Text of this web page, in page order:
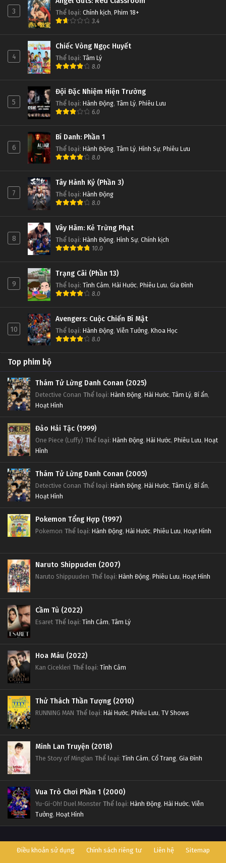
Slam Dunk Tập 36
Tập 36
Slam Dunk Tập 35
Tập 35
Tập 34
Tập 33
Tập 32
Slam Dunk Tập 31
Slam Dunk Tập 30
Slam Dunk Tập 29
Slam Dunk Tập 28
Tập 28
Tập 27
Slam Dunk Tập 26
Slam Dunk Tập 24
Slam Dunk Tập 23
Slam Dunk Tập 22
Slam Dunk Tập 21
Tập 21
Slam Dunk Tập 20
Tập 20
Tập 19
Tập 18
Slam Dunk Tập 16
Tập 16
Slam Dunk Tập 15
3 Thể loại: Chính kịch, Phim 18+
3.4
4
Chiếc Vòng Ngọc Huyết
Thể loại: Tâm Lý
8.0
5
Đội Đặc Nhiệm Hiện Trường
Thể loại: Hành Động, Tâm Lý, Phiêu Lưu
6.0
6
Bí Danh: Phần 1
Thể loại: Hành Động, Tâm Lý, Hình Sự, Phiêu Lưu
8.0
7
Tây Hành Kỷ (Phần 3)
Thể loại: Hành Động
8.0
8
Vây Hãm: Kẻ Trừng Phạt
Thể loại: Hành Động, Hình Sự, Chính kịch
10.0
9
Trạng Cãi (Phần 13)
Thể loại: Tình Cảm, Hài Hước, Phiêu Lưu, Gia Đình
8.0
10
Avengers: Cuộc Chiến Bí Mật
Thể loại: Hành Động, Viễn Tưởng, Khoa Học
8.0
Top phim bộ
Thám Tử Lừng Danh Conan (2025)
Detective Conan Thể loại: Hành Động, Hài Hước, Tâm Lý, Bí ẩn,
Hoạt Hình
Đảo Hải Tặc (1999)
One Piece (Luffy) Thể loại: Hành Động, Hài Hước, Phiêu Lưu, Hoạt
Hình
Thám Tử Lừng Danh Conan (2005)
Detective Conan Thể loại: Hành Động, Hài Hước, Tâm Lý, Bí ẩn,
Hoạt Hình
Pokemon Tổng Hợp (1997)
Pokemon Thể loại: Hành Động, Hài Hước, Phiêu Lưu, Hoạt Hình
Naruto Shippuden (2007)
Naruto Shippuuden Thể loại: Hành Động, Phiêu Lưu, Hoạt Hình
Cầm Tù (2022)
Esaret Thể loại: Tình Cảm, Tâm Lý
Hoa Máu (2022)
Kan Cicekleri Thể loại: Tình Cảm
Thử Thách Thần Tượng (2010)
RUNNING MAN Thể loại: Hài Hước, Phiêu Lưu, TV Shows
Minh Lan Truyện (2018)
The Story of Minglan Thể loại: Tình Cảm, Cổ Trang, Gia Đình
Vua Trò Chơi Phần 1 (2000)
Yu-Gi-Oh! Duel Monster Thể loại: Hành Động, Hài Hước, Viễn
Tưởng, Hoạt Hình
Điều khoản sử dụng Chính sách riêng tư Liên hệ Sitemap